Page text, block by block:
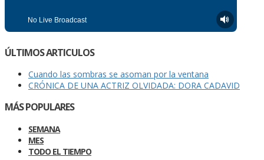
ÚLTIMOS ARTICULOS
Cuando las sombras se asoman por la ventana
CRÓNICA DE UNA ACTRIZ OLVIDADA: DORA CADAVID
MÁS POPULARES
SEMANA
MES
TODO EL TIEMPO